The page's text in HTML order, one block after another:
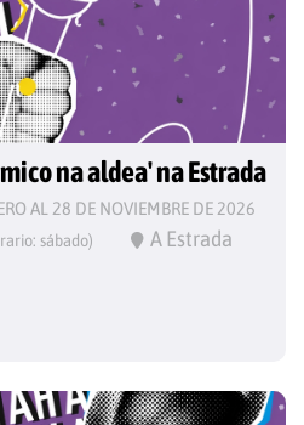
na aldea' na Estrada
AL 28 DE NOVIEMBRE DE 2026
sábado) A Estrada